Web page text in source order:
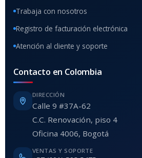
Trabaja con nosotros
Registro de facturación electrónica
Atención al cliente y soporte
Contacto en Colombia
DIRECCIÓN
Calle 9 #37A-62
C.C. Renovación, piso 4
Oficina 4006, Bogotá
VENTAS Y SOPORTE